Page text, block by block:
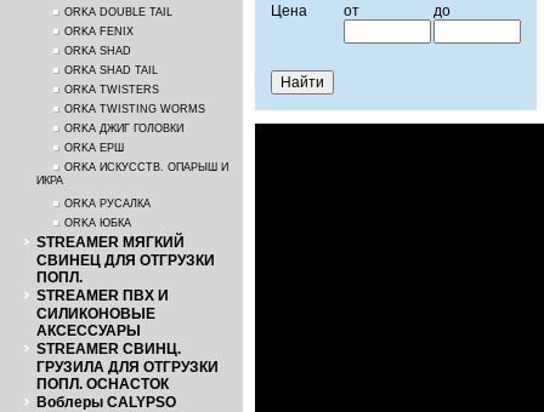
ORKA DOUBLE TAIL
ORKA FENIX
ORKA SHAD
ORKA SHAD TAIL
ORKA TWISTERS
ORKA TWISTING WORMS
ORKA ДЖИГ ГОЛОВКИ
ORKA ЕРШ
ORKA ИСКУССТВ. ОПАРЫШ И
ИКРА
ORKA РУСАЛКА
ORKA ЮБКА
STREAMER МЯГКИЙ
СВИНЕЦ ДЛЯ ОТГРУЗКИ
ПОПЛ.
STREAMER ПВХ И
СИЛИКОНОВЫЕ
АКСЕССУАРЫ
STREAMER СВИНЦ.
ГРУЗИЛА ДЛЯ ОТГРУЗКИ
ПОПЛ. ОСНАСТОК
Воблеры CALYPSO
Цена
от до